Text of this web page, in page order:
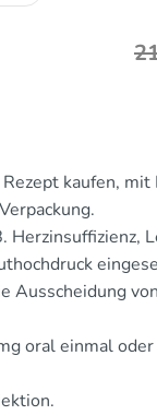
kaufen,
Herzinsuffizienz,
Ausscheidung
oral einmal